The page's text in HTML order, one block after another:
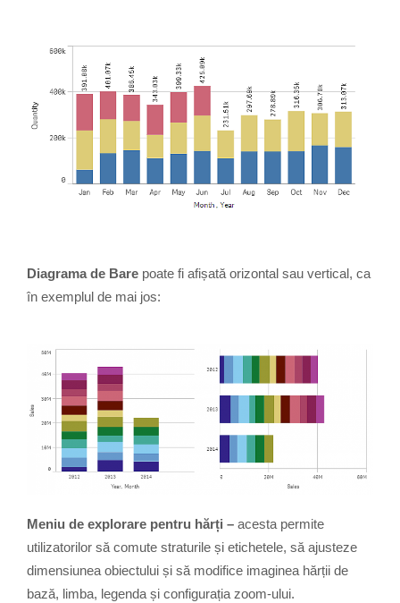
Diagrama de Bare poate fi afișată orizontal sau vertical, ca
în exemplul de mai jos:
Meniu de explorare pentru hărți – acesta permite
utilizatorilor să comute straturile și etichetele, să ajusteze
dimensiunea obiectului și să modifice imaginea hărții de
bază, limba, legenda și configurația zoom-ului.